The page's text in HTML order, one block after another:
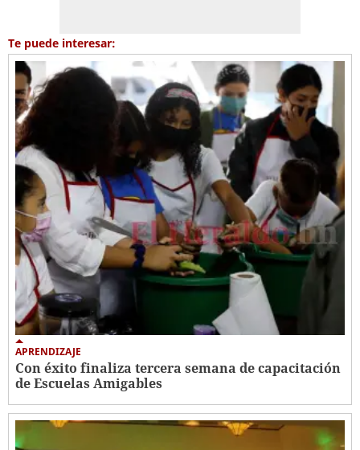
Te puede interesar:
APRENDIZAJE
Con éxito finaliza tercera semana de capacitación
de Escuelas Amigables